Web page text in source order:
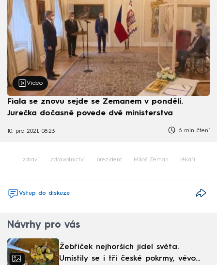
Video
Fiala se znovu sejde se Zemanem v pondělí.
Jurečka dočasně povede dvě ministerstva
10. pro 2021, 08:23 6 min čtení
zdraví zdravotnictví prezident Miloš Zeman lékaři
Vstup do diskuze
Návrhy pro vás
Žebříček nejhorších jídel světa.
Umístily se i tři české pokrmy, vévodí